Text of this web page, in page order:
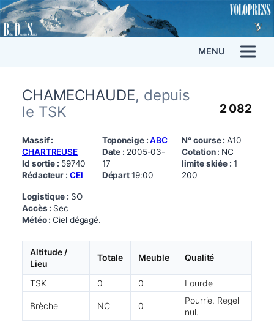
MENU
CHAMECHAUDE, depuis
le TSK
2 082
Massif :
CHARTREUSE
Id sortie : 59740
Rédacteur : CEI
Toponeige :ABC
Date : 2005-03-
17
Départ19:00
N° course :A10
Cotation : NC
limite skiée : 1
200
Logistique : SO
Accès : Sec
Météo :Ciel dégagé.
Altitude /
Lieu
Totale Meuble Qualité
TSK 0 0 Lourde
Brèche NC 0
Pourrie. Regel
nul.